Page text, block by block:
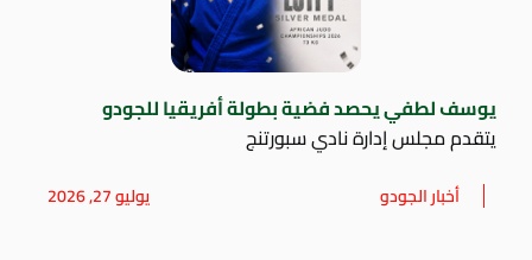
يوسف لطفي يحصد فضية بطولة أفريقيا للجودو
يتقدم مجلس إدارة نادي سبورتنج
أخبار الجودو يوليو 27, 2026